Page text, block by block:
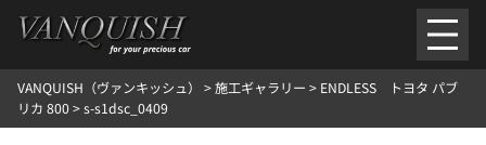
を
ごあいさつ会社案内施工環境紹介所在地
ご提供メニュー
VANQUISH（ヴァンキッシュ） >施工ギャラリー > ENDLESS トヨタ パブ
リカ 800>s-s1dsc_0409